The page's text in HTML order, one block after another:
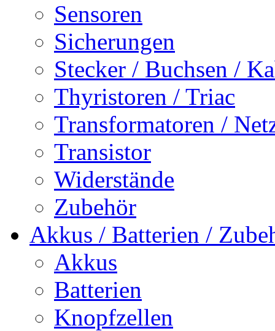
Sensoren
Sicherungen
Stecker / Buchsen /
Thyristoren / Triac
Transformatoren /
Transistor
Widerstände
Zubehör
Akkus / Batterien /
Akkus
Batterien
Knopfzellen